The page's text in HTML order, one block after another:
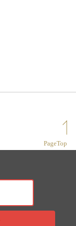
PageTop